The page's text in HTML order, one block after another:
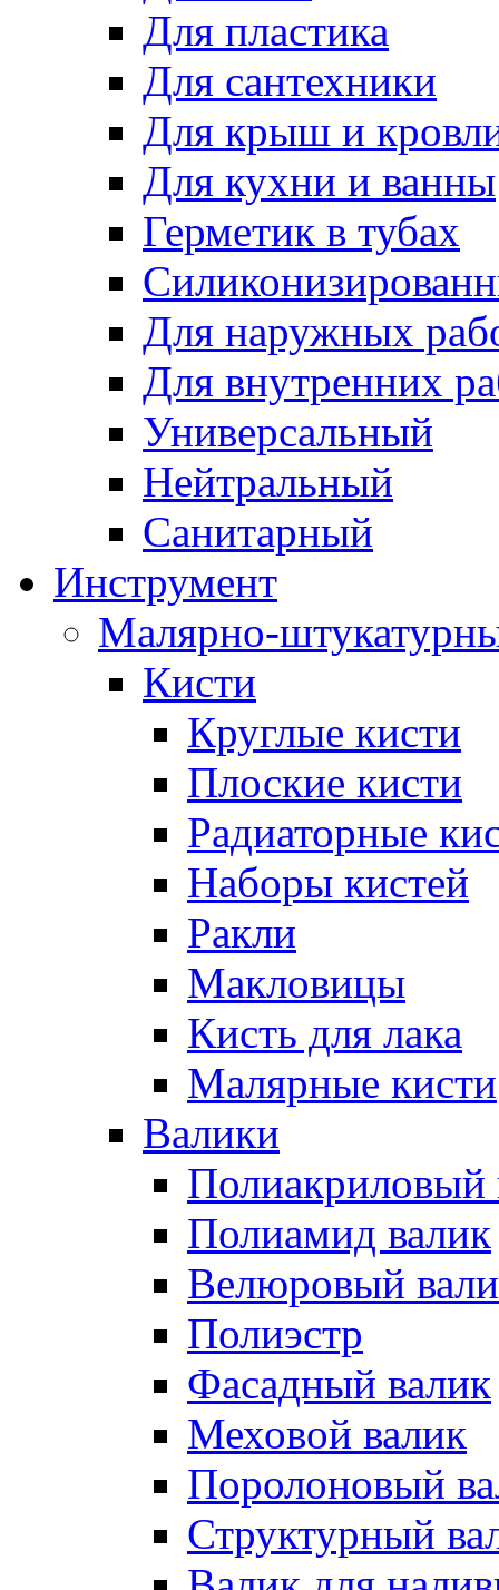
Для пластика
Для сантехники
Для крыш и
Для кухни и ванны
Герметик в тубах
Для наружных
Для внутренних
Универсальный
Нейтральный
Санитарный
Инструмент
Малярно-
Кисти
Круглые кисти
Плоские кисти
Радиаторные
Наборы кистей
Ракли
Макловицы
Кисть для лака
Малярные кисти
Валики
Полиакриловый
Полиамид валик
Велюровый
Полиэстр
Фасадный валик
Меховой валик
Поролоновый
Структурный